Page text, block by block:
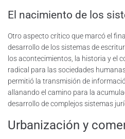
El nacimiento de los
Otro aspecto crítico que marcó el
desarrollo de los sistemas de
los acontecimientos, la historia y el
radical para las sociedades
permitió la transmisión de
allanando el camino para la
desarrollo de complejos sistemas
Urbanización y